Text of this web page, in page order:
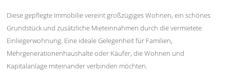
Diese gepflegte Immobilie vereint großzügiges Wohnen, ein schönes
Grundstück und zusätzliche Mieteinnahmen durch die vermietete
Einliegerwohnung. Eine ideale Gelegenheit für Familien,
Mehrgenerationenhaushalte oder Käufer, die Wohnen und
Kapitalanlage miteinander verbinden möchten.